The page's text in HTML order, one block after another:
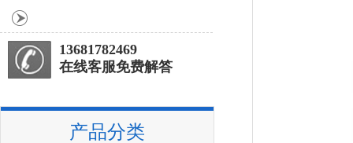
13681782469
在线客服免费解答
产品分类